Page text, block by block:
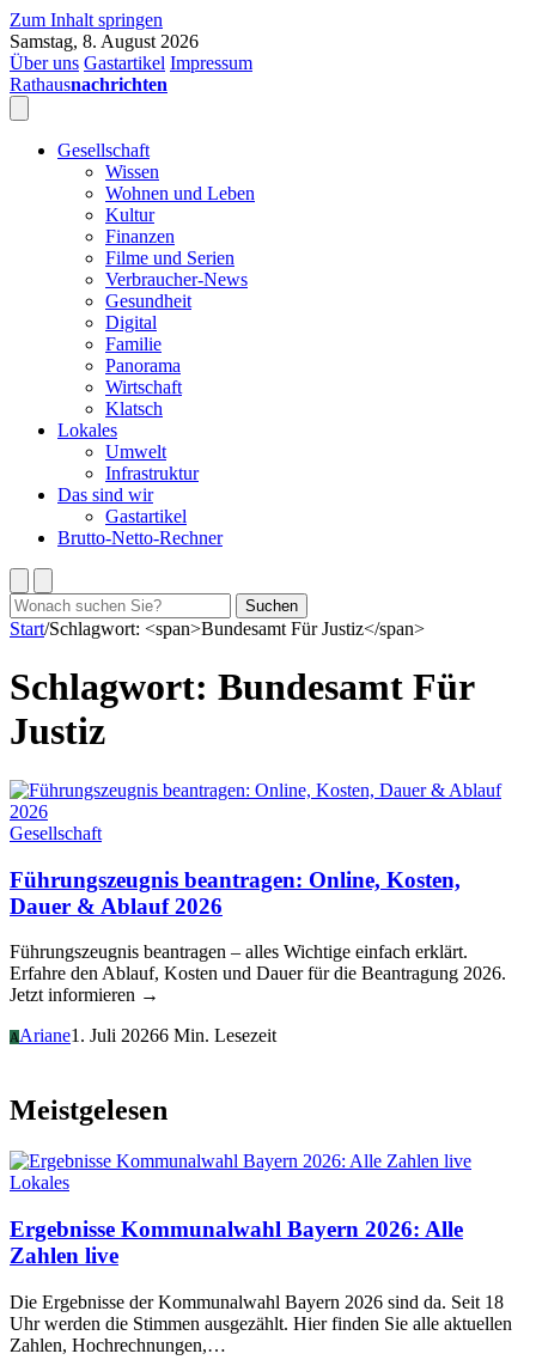
Zum Inhalt springen
Samstag, 8. August 2026
Über uns Gastartikel Impressum
Rathausnachrichten
Gesellschaft
Wissen
Wohnen und Leben
Kultur
Finanzen
Filme und Serien
Verbraucher-News
Gesundheit
Digital
Familie
Panorama
Wirtschaft
Klatsch
Lokales
Umwelt
Infrastruktur
Das sind wir
Gastartikel
Brutto-Netto-Rechner
Suchen
nach:
Suchen
Start/Schlagwort: <span>Bundesamt Für Justiz</span>
Schlagwort: Bundesamt Für
Justiz
Gesellschaft
Führungszeugnis beantragen: Online, Kosten,
Dauer & Ablauf 2026
Führungszeugnis beantragen – alles Wichtige einfach erklärt.
Erfahre den Ablauf, Kosten und Dauer für die Beantragung 2026.
Jetzt informieren →
AAriane1. Juli 20266 Min. Lesezeit
Meistgelesen
Lokales
Ergebnisse Kommunalwahl Bayern 2026: Alle
Zahlen live
Die Ergebnisse der Kommunalwahl Bayern 2026 sind da. Seit 18
Uhr werden die Stimmen ausgezählt. Hier finden Sie alle aktuellen
Zahlen, Hochrechnungen,…